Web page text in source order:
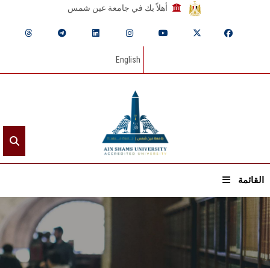
أهلاً بك في جامعة عين شمس
English
القائمة
الرئيسيـة
عن الجامعة